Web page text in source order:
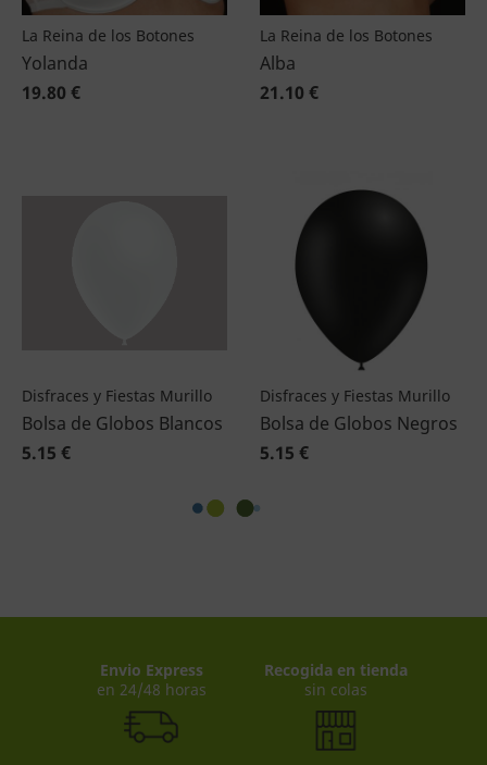
La Reina de los Botones
Yolanda
19.80 €
La Reina de los Botones
Alba
21.10 €
Disfraces y Fiestas Murillo
Bolsa de Globos Blancos
5.15 €
Disfraces y Fiestas Murillo
Bolsa de Globos Negros
5.15 €
Envio Express
en 24/48 horas
Recogida en tienda
sin colas